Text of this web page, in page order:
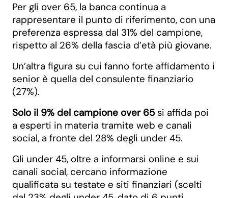
Per gli over 65, la banca continua a
rappresentare il punto di riferimento, con una
preferenza espressa dal 31% del campione,
rispetto al 26% della fascia d’età più giovane.
Un’altra figura su cui fanno forte affidamento i
senior è quella del consulente finanziario
(27%).
Solo il 9% del campione over 65si affida poi
a esperti in materia tramite web e canali
social, a fronte del 28% degli under 45.
Gli under 45, oltre a informarsi online e sui
canali social, cercano informazione
qualificata su testate e siti finanziari (scelti